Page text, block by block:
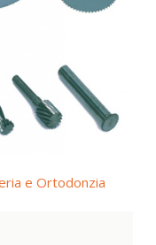
e Ortodonzia